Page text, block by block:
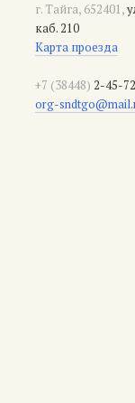
г. Тайга, 652401,
каб. 210
Карта проезда
+7 (38448) 2-45-
org-